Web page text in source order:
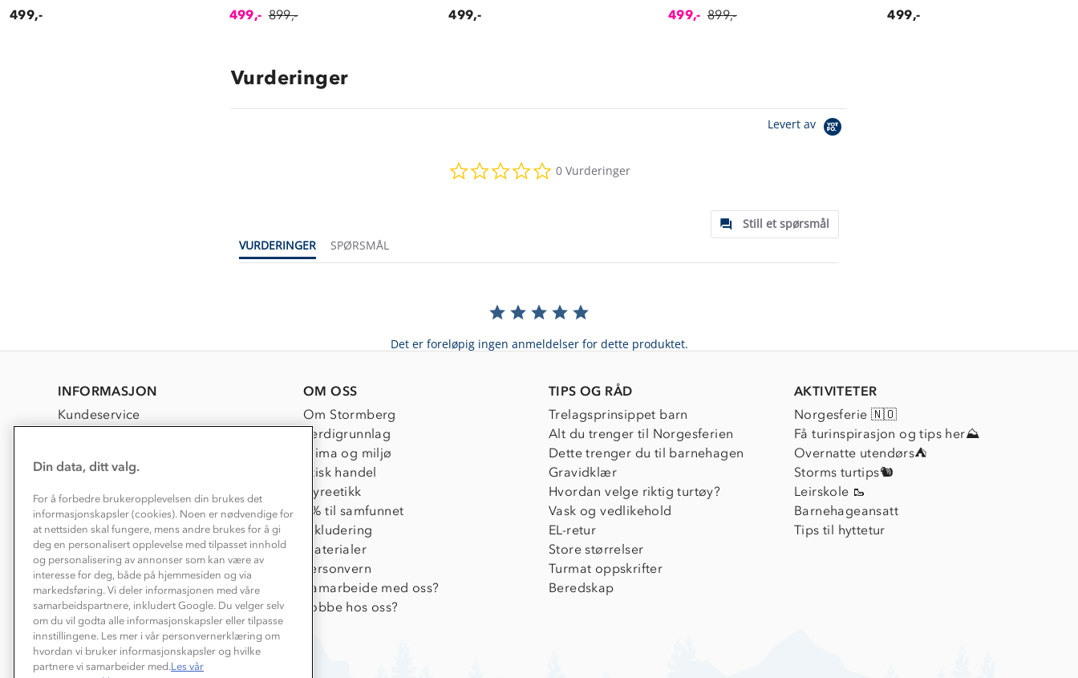
499,-
499,- 899,-
499,-
499,- 899,-
499,-
Vurderinger
Levert av
star
0 Vurderinger
Still et spørsmål
VURDERINGER
SPØRSMÅL
Det er foreløpig ingen anmeldelser for dette produktet.
INFORMASJON
Kundeservice
Kundeklubb
Våre butikker
Bedrift, barnehage og SFO
Presse
OM OSS
Om Stormberg
Verdigrunnlag
Klima og miljø
Etisk handel
Dyreetikk
1% til samfunnet
Inkludering
Materialer
Personvern
Samarbeide med oss?
Jobbe hos oss?
TIPS OG RÅD
Trelagsprinsippet barn
Alt du trenger til Norgesferien
Dette trenger du til barnehagen
Gravidklær
Hvordan velge riktig turtøy?
Vask og vedlikehold
EL-retur
Store størrelser
Turmat oppskrifter
Beredskap
AKTIVITETER
Norgesferie 🇳🇴
Få turinspirasjon og tips her⛰
Overnatte utendørs⛺
Storms turtips🐿️
Leirskole 🥾
Barnehageansatt
Tips til hyttetur
Din data, ditt valg.
For å forbedre brukeropplevelsen din brukes det
informasjonskapsler (cookies). Noen er nødvendige for
at nettsiden skal fungere, mens andre brukes for å gi
deg en personalisert opplevelse med tilpasset innhold
og personalisering av annonser som kan være av
interesse for deg, både på hjemmesiden og via
markedsføring. Vi deler informasjonen med våre
samarbeidspartnere, inkludert Google. Du velger selv
om du vil godta alle informasjonskapsler eller tilpasse
innstillingene. Les mer i vår personvernerklæring om
hvordan vi bruker informasjonskapsler og hvilke
partnere vi samarbeider med.Les vår